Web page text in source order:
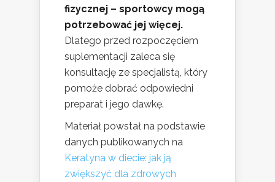
fizycznej – sportowcy mogą
potrzebować jej więcej.
Dlatego przed rozpoczęciem
suplementacji zaleca się
konsultację ze specjalistą, który
pomoże dobrać odpowiedni
preparat i jego dawkę.
Materiał powstał na podstawie
danych publikowanych na
Keratyna w diecie: jak ją
zwiększyć dla zdrowych